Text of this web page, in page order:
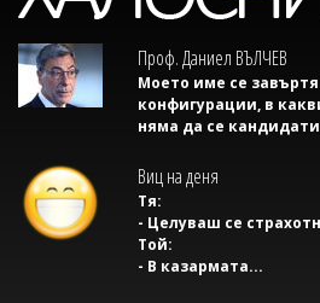
Проф. Даниел ВЪЛЧЕВ
Моето име се
конфигурации, в
няма да се
Виц на деня
Тя:
- Целуваш се
Той:
- В казармата...